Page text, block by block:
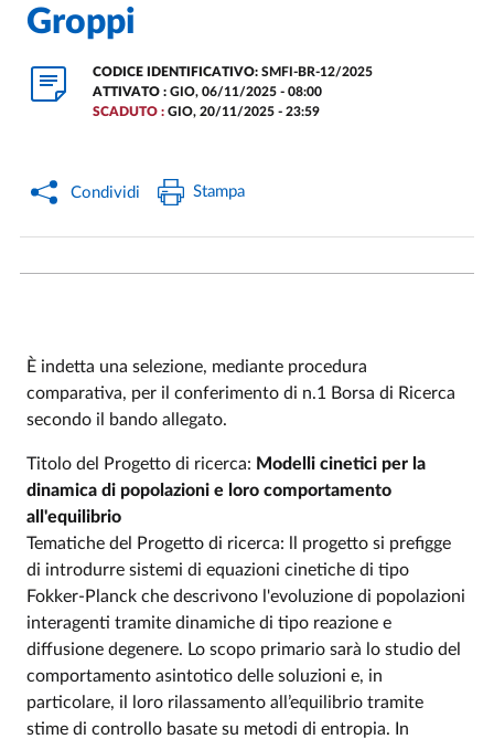
Groppi
CODICE IDENTIFICATIVO: SMFI-BR-12/2025
ATTIVATO : GIO, 06/11/2025 - 08:00
SCADUTO : GIO, 20/11/2025 - 23:59
Condividi Stampa
È indetta una selezione, mediante procedura
comparativa, per il conferimento di n.1 Borsa di Ricerca
secondo il bando allegato.
Titolo del Progetto di ricerca: Modelli cinetici per la
dinamica di popolazioni e loro comportamento
all'equilibrio
Tematiche del Progetto di ricerca: ll progetto si prefigge
di introdurre sistemi di equazioni cinetiche di tipo
Fokker-Planck che descrivono l'evoluzione di popolazioni
interagenti tramite dinamiche di tipo reazione e
diffusione degenere. Lo scopo primario sarà lo studio del
comportamento asintotico delle soluzioni e, in
particolare, il loro rilassamento all’equilibrio tramite
stime di controllo basate su metodi di entropia. In